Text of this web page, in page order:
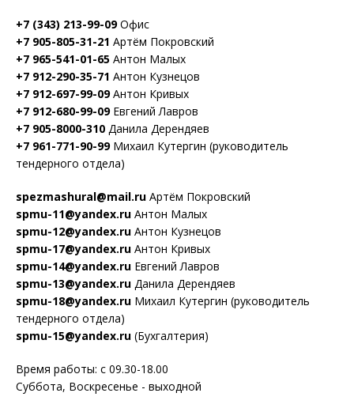
+7 (343) 213-99-09Офис
+7 905-805-31-21 Артём Покровский
+7 965-541-01-65 Антон Малых
+7 912-290-35-71 Антон Кузнецов
+7 912-697-99-09Антон Кривых
+7 912-680-99-09Евгений Лавров
+7 905-8000-310 Данила Дерендяев
+7 961-771-90-99Михаил Кутергин (руководитель
тендерного отдела)
spezmashural@mail.ru Артём Покровский
spmu-11@yandex.ru Антон Малых
spmu-12@yandex.ru Антон Кузнецов
spmu-17@yandex.ru Антон Кривых
spmu-14@yandex.ru Евгений Лавров
spmu-13@yandex.ru Данила Дерендяев
spmu-18@yandex.ru Михаил Кутергин (руководитель
тендерного отдела)
spmu-15@yandex.ru (Бухгалтерия)
Время работы: с 09.30-18.00
Суббота, Воскресенье - выходной